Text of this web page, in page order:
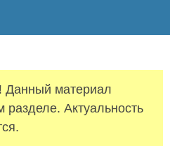
Данный материал
разделе. Актуальность